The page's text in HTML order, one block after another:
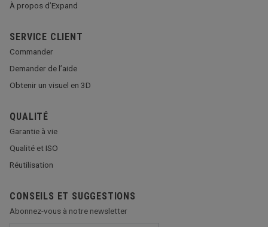
À propos d’Expand
SERVICE CLIENT
Commander
Demander de l’aide
Obtenir un visuel en 3D
QUALITÉ
Garantie à vie
Qualité et ISO
Réutilisation
CONSEILS ET SUGGESTIONS
Abonnez-vous à notre newsletter